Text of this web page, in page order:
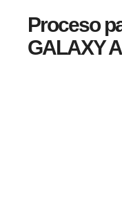
Proceso
GALAXY